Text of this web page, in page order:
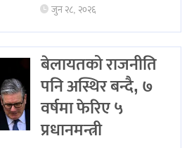
जुन २८, २०२६
बेलायतको राजनीति
पनि अस्थिर बन्दै, ७
वर्षमा फेरिए ५
प्रधानमन्त्री